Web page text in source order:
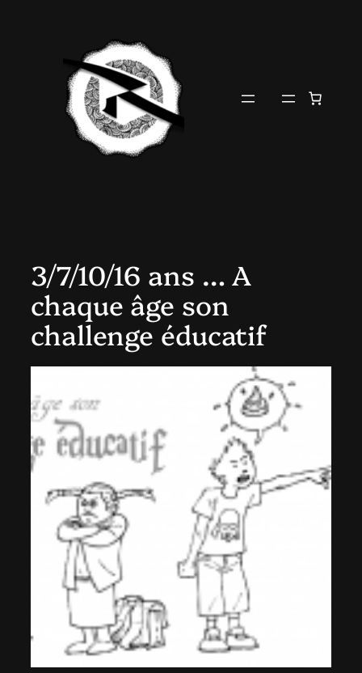
3/7/10/16 ans … A
chaque âge son
challenge éducatif